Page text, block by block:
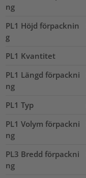
ng
PL1 Höjd förpacknin
g
PL1 Kvantitet
PL1 Längd förpackni
ng
PL1 Typ
PL1 Volym förpackni
ng
PL3 Bredd förpackni
ng